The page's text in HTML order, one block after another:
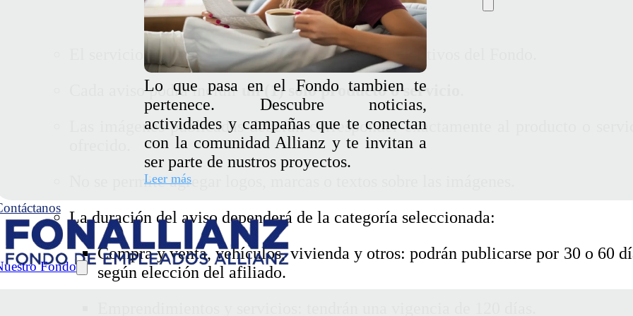
Lo que pasa en el Fondo tambien te
pertenece. Descubre noticias,
actividades y campañas que te conectan
con la comunidad Allianz y te invitan a
ser parte de nustros proyectos.
Leer más
Fondo
El servicio es gratuito y exclusivo para asociados activos del Fondo.
Cada aviso podrá incluir un (1) solo producto o servicio
Las imágenes publicadas deberán corresponder exactamente al producto o
No se permite agregar logos, marcas o textos sobre las imágenes.
La duración del aviso dependerá de la categoría seleccionada:
Compra y venta, vehículos, vivienda y otros: podrán publicarse por 30 o 60
según elección del afiliado.